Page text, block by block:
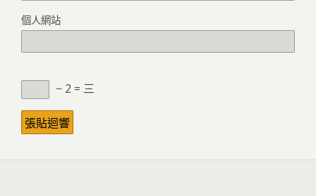
個人網站
− 2 = 三